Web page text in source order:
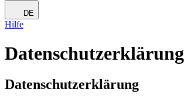
DE
Hilfe
Datenschutzerklärung
Datenschutzerklärung